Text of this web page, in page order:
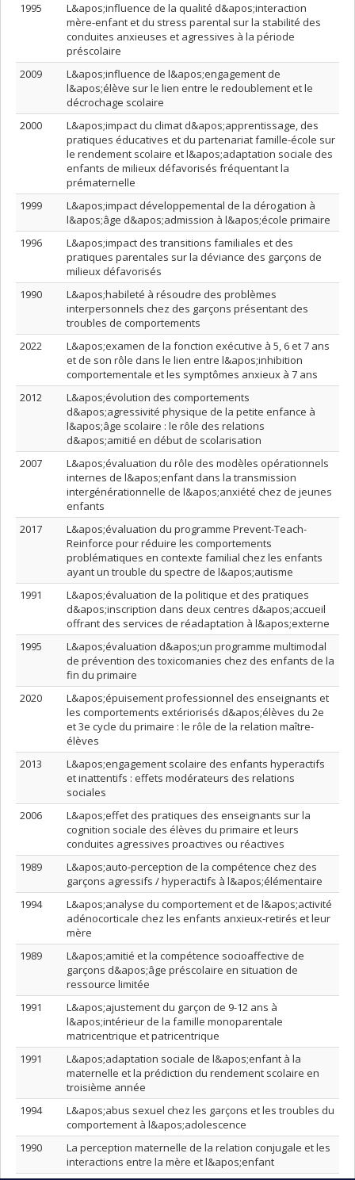
1995
L&apos;influence de la qualité d&apos;interaction
mère-enfant et du stress parental sur la stabilité des
conduites anxieuses et agressives à la période
préscolaire
2009
L&apos;influence de l&apos;engagement de
l&apos;élève sur le lien entre le redoublement et le
décrochage scolaire
2000
L&apos;impact du climat d&apos;apprentissage, des
pratiques éducatives et du partenariat famille-école sur
le rendement scolaire et l&apos;adaptation sociale des
enfants de milieux défavorisés fréquentant la
prématernelle
1999
L&apos;impact développemental de la dérogation à
l&apos;âge d&apos;admission à l&apos;école primaire
1996
L&apos;impact des transitions familiales et des
pratiques parentales sur la déviance des garçons de
milieux défavorisés
1990
L&apos;habileté à résoudre des problèmes
interpersonnels chez des garçons présentant des
troubles de comportements
2022
L&apos;examen de la fonction exécutive à 5, 6 et 7 ans
et de son rôle dans le lien entre l&apos;inhibition
comportementale et les symptômes anxieux à 7 ans
2012
L&apos;évolution des comportements
d&apos;agressivité physique de la petite enfance à
l&apos;âge scolaire : le rôle des relations
d&apos;amitié en début de scolarisation
2007
L&apos;évaluation du rôle des modèles opérationnels
internes de l&apos;enfant dans la transmission
intergénérationnelle de l&apos;anxiété chez de jeunes
enfants
2017
L&apos;évaluation du programme Prevent-Teach-
Reinforce pour réduire les comportements
problématiques en contexte familial chez les enfants
ayant un trouble du spectre de l&apos;autisme
1991
L&apos;évaluation de la politique et des pratiques
d&apos;inscription dans deux centres d&apos;accueil
offrant des services de réadaptation à l&apos;externe
1995
L&apos;évaluation d&apos;un programme multimodal
de prévention des toxicomanies chez des enfants de la
fin du primaire
2020
L&apos;épuisement professionnel des enseignants et
les comportements extériorisés d&apos;élèves du 2e
et 3e cycle du primaire : le rôle de la relation maître-
élèves
2013
L&apos;engagement scolaire des enfants hyperactifs
et inattentifs : effets modérateurs des relations
sociales
2006
L&apos;effet des pratiques des enseignants sur la
cognition sociale des élèves du primaire et leurs
conduites agressives proactives ou réactives
1989
L&apos;auto-perception de la compétence chez des
garçons agressifs / hyperactifs à l&apos;élémentaire
1994
L&apos;analyse du comportement et de l&apos;activité
adénocorticale chez les enfants anxieux-retirés et leur
mère
1989
L&apos;amitié et la compétence socioaffective de
garçons d&apos;âge préscolaire en situation de
ressource limitée
1991
L&apos;ajustement du garçon de 9-12 ans à
l&apos;intérieur de la famille monoparentale
matricentrique et patricentrique
1991
L&apos;adaptation sociale de l&apos;enfant à la
maternelle et la prédiction du rendement scolaire en
troisième année
1994
L&apos;abus sexuel chez les garçons et les troubles du
comportement à l&apos;adolescence
1990
La perception maternelle de la relation conjugale et les
interactions entre la mère et l&apos;enfant